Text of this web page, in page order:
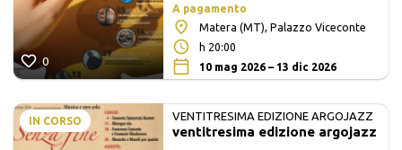
0
A pagamento
Matera (MT), Palazzo Viceconte
h 20:00
10 mag 2026 – 13 dic 2026
IN CORSO VENTITRESIMA EDIZIONE ARGOJAZZ
ventitresima edizione argojazz